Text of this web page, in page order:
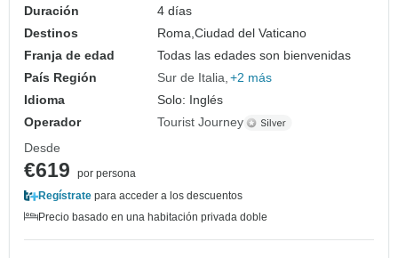
Duración
4 días
Destinos
Roma,Ciudad del Vaticano
Franja de edad
Todas las edades son bienvenidas
País Región
Sur de Italia +2 más
Idioma
Solo: Inglés
Operador
Tourist Journey
Desde
€619
por persona
Regístrate para acceder a los descuentos
Precio basado en una habitación privada doble